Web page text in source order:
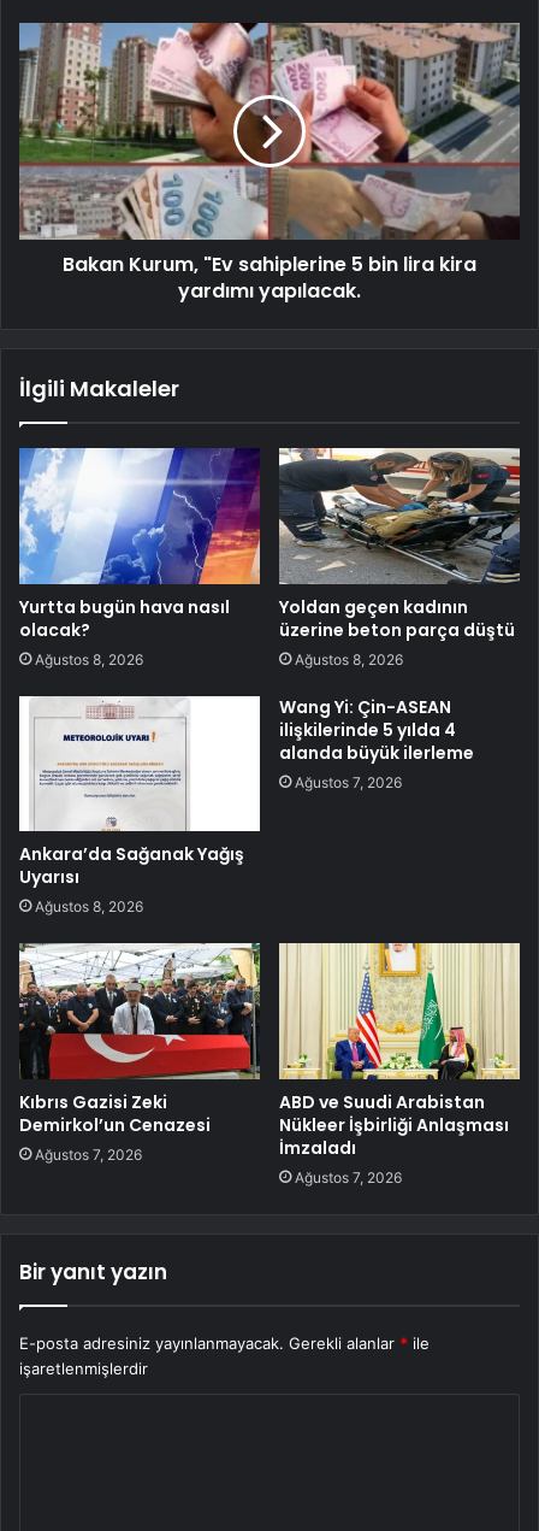
Bakan Kurum, "Ev sahiplerine 5 bin lira kira
yardımı yapılacak.
İlgili Makaleler
Yurtta bugün hava nasıl
olacak?
Ağustos 8, 2026
Yoldan geçen kadının
üzerine beton parça düştü
Ağustos 8, 2026
Ankara’da Sağanak Yağış
Uyarısı
Ağustos 8, 2026
Wang Yi: Çin-ASEAN
ilişkilerinde 5 yılda 4
alanda büyük ilerleme
Ağustos 7, 2026
Kıbrıs Gazisi Zeki
Demirkol’un Cenazesi
Ağustos 7, 2026
ABD ve Suudi Arabistan
Nükleer İşbirliği Anlaşması
İmzaladı
Ağustos 7, 2026
Bir yanıt yazın
E-posta adresiniz yayınlanmayacak. Gerekli alanlar * ile
işaretlenmişlerdir